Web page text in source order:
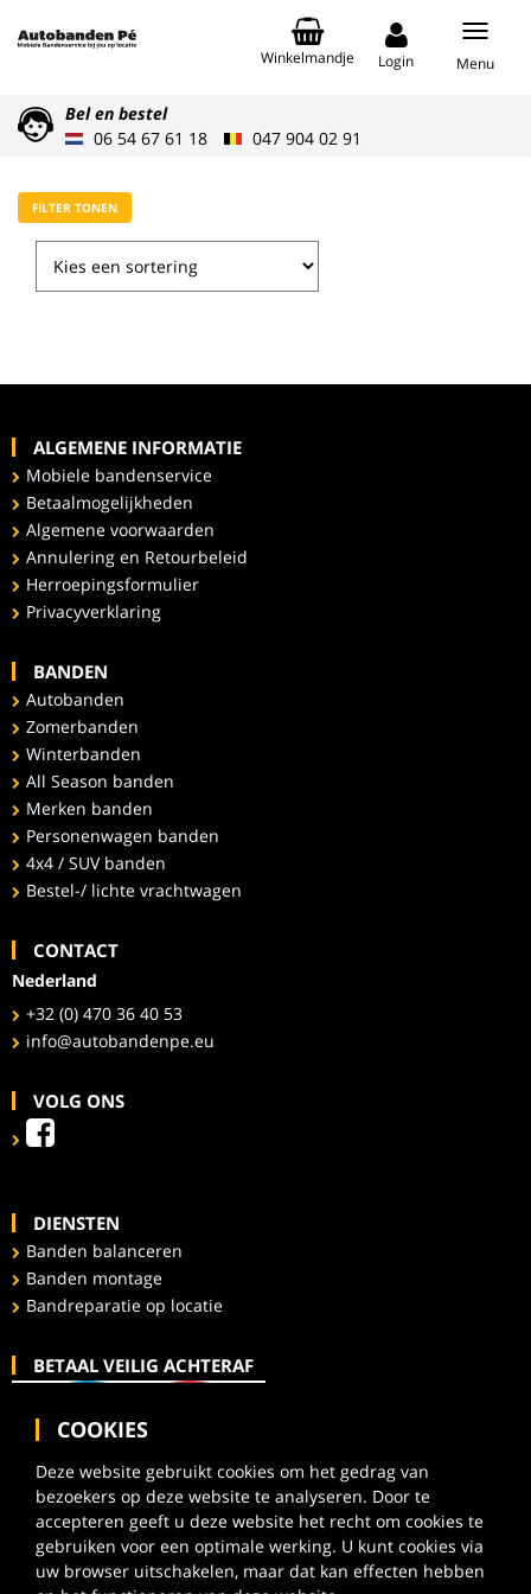
Winkelmandje Login
Toggle
Menu
Bel en bestel
06 54 67 61 18
047 904 02 91
COOKIES
Deze website gebruikt cookies om het gedrag van
bezoekers op deze website te analyseren. Door te
accepteren geeft u deze website het recht om cookies te
gebruiken voor een optimale werking. U kunt cookies via
uw browser uitschakelen, maar dat kan effecten hebben
FILTER TONEN
ALGEMENE INFORMATIE
Mobiele bandenservice
Betaalmogelijkheden
Algemene voorwaarden
Annulering en Retourbeleid
Herroepingsformulier
Privacyverklaring
BANDEN
Autobanden
Zomerbanden
Winterbanden
All Season banden
Merken banden
Personenwagen banden
4x4 / SUV banden
Bestel-/ lichte vrachtwagen
CONTACT
Nederland
+32 (0) 470 36 40 53
info@autobandenpe.eu
VOLG ONS
DIENSTEN
Banden balanceren
Banden montage
Bandreparatie op locatie
BETAAL VEILIG ACHTERAF